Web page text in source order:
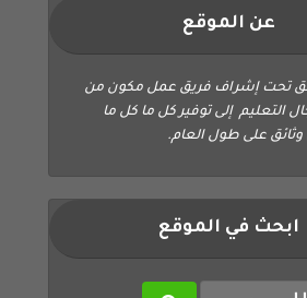
عن الموقع
تحت إشراف فريق عمل مكون من
التعليم إلى توفير كل ما كل ما
وثائق على طول العام.
ابحث في الموقع